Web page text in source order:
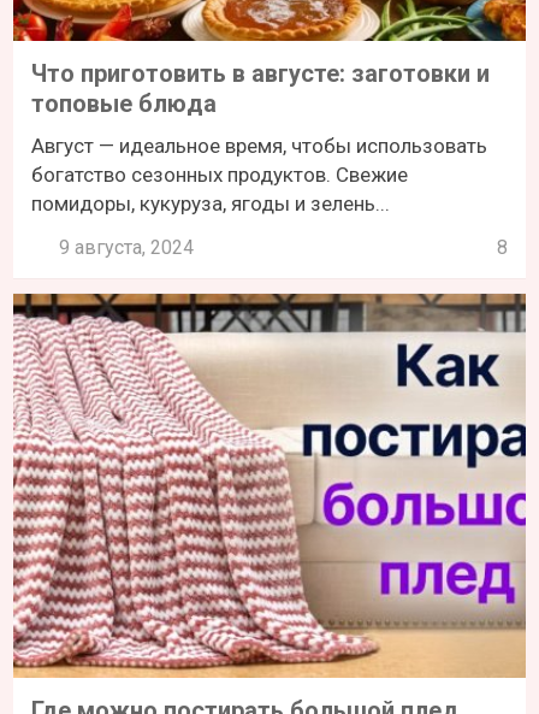
Что приготовить в августе: заготовки и
топовые блюда
Август — идеальное время, чтобы использовать
богатство сезонных продуктов. Свежие
помидоры, кукуруза, ягоды и зелень...
9 августа, 2024 8